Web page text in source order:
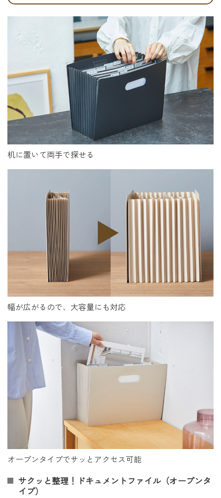
机に置いて両手で探せる
幅が広がるので、大容量にも対応
オープンタイプでサッとアクセス可能
サクッと整理！ドキュメントファイル（オープンタ
イプ）